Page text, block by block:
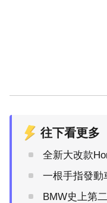
往下看更多
全新大改款
一根手指發動
BMW史上第